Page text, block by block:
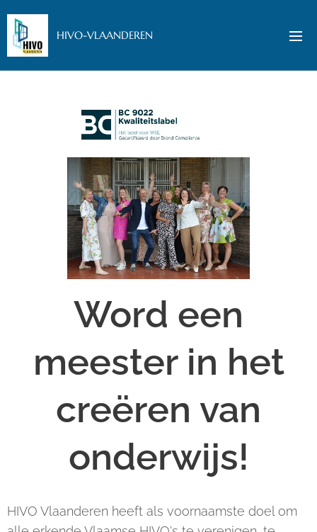
HIVO-VLAANDEREN
Word een
meester in het
creëren van
onderwijs!
HIVO Vlaanderen heeft als voornaamste doel om